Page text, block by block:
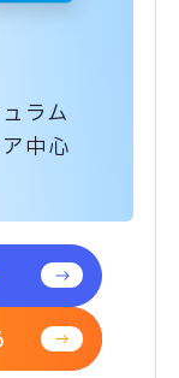
ラム
中心